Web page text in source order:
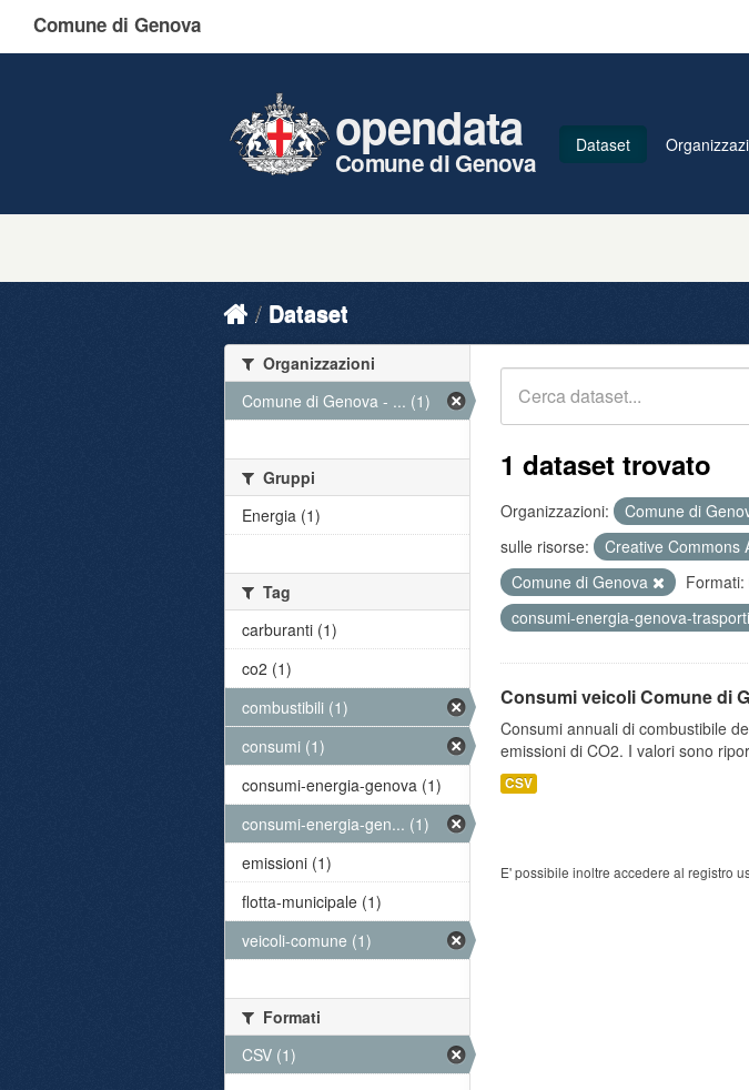
Comune di Genova
opendata
Comune di Genova
Dataset
Dataset
1 dataset trovato
Organizzazioni: Comune di
sulle risorse:
Creative Commons
Comune di Genova
Formati:
consumi-energia-genova-trasporti
Consumi veicoli Comune di
Consumi annuali di combustibile
emissioni di CO2. I valori sono
CSV
E' possibile inoltre accedere al registro
Organizzazioni
Comune di Genova - ... (1)
Gruppi
Energia (1)
Tag
carburanti (1)
co2 (1)
combustibili (1)
consumi (1)
consumi-energia-genova (1)
consumi-energia-gen... (1)
emissioni (1)
flotta-municipale (1)
veicoli-comune (1)
Formati
CSV (1)